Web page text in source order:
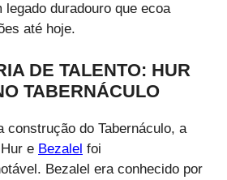
legado duradouro que ecoa
até hoje.
DE TALENTO: HUR
TABERNÁCULO
construção do Tabernáculo, a
e Bezalel foi
Bezalel era conhecido por